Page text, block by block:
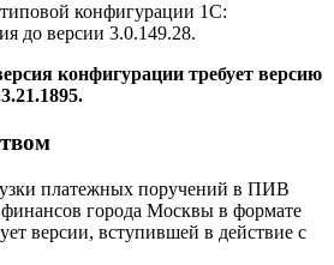
конфигурации 1С:
до версии 3.0.149.28.
конфигурации требует версию
платежных поручений в ПИВ
города Москвы в формате
версии, вступившей в действие с